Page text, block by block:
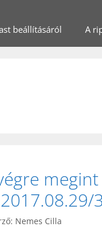
beállításáról A
Nemes Cilla